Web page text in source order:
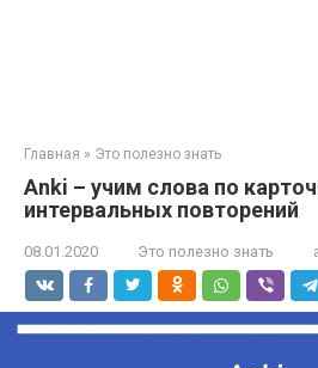
Главная » Это полезно знать
Anki – учим слова по
интервальных повторений
08.01.2020 Это полезно знать